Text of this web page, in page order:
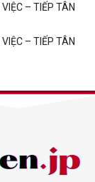
– TIẾP TÂN
– TIẾP TÂN